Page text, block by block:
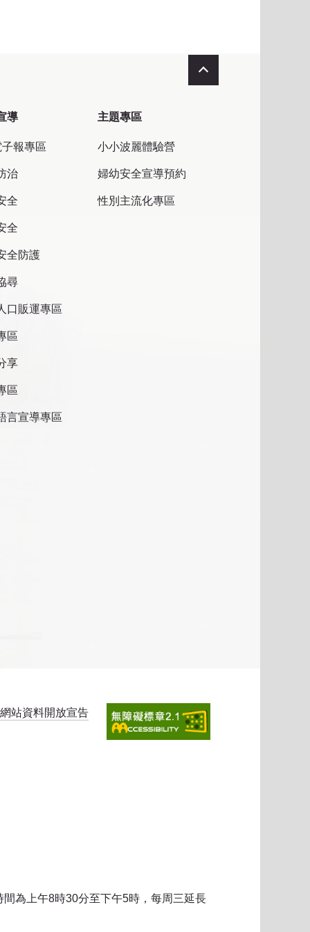
導
報專區
治
全
全
全防護
尋
口販運專區
區
享
區
言宣導專區
主題專區
小小波麗體驗營
婦幼安全宣導預約
性別主流化專區
為上午8時30分至下午5時，每周三延長
站資料開放宣告